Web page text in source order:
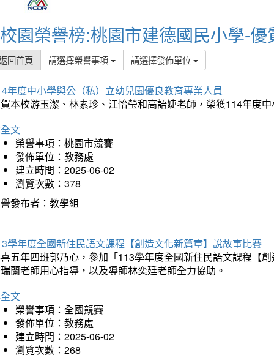
校園榮譽榜:桃園市建德國民小學-優
回首頁 請選擇榮譽事項 請選擇發佈單位
年度中小學與公（私）立幼兒園優良教育專業人員
本校游玉潔、林素珍、江怡瑩和高語婕老師，榮獲114年度
文
榮譽事項：桃園市競賽
發佈單位：教務處
建立時間：2025-06-02
瀏覽次數：378
發布者：教學組
學年度全國新住民語文課程【創造文化新篇章】說故事比賽
五年四班郭乃心，參加「113學年度全國新住民語文課程【
蘭老師用心指導，以及導師林奕廷老師全力協助。
文
榮譽事項：全國競賽
發佈單位：教務處
建立時間：2025-06-02
瀏覽次數：268